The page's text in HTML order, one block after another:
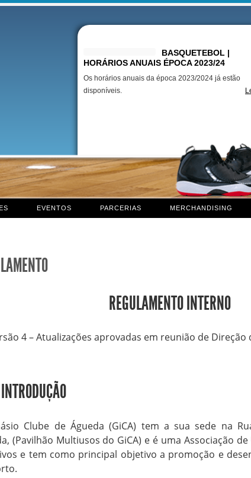
BASQUETEBOL |
HORÁRIOS ANUAIS ÉPOCA 2023/24
Os horários anuais da época 2023/2024 já estão
disponíveis.
EVENTOS PARCERIAS MERCHANDISING
REGULAMENTO INTERNO
4 – Atualizações aprovadas em reunião de Direção
Clube de Águeda (GiCA) tem a sua sede na
(Pavilhão Multiusos do GiCA) e é uma Associação
e tem como principal objetivo a promoção e